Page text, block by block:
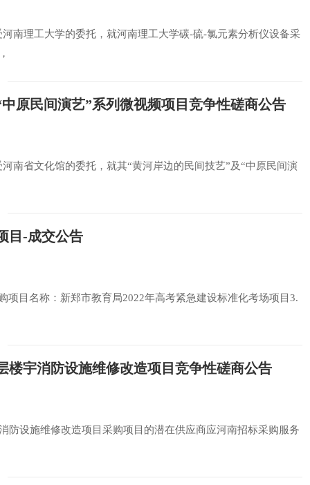
南理工大学的委托，就河南理工大学碳-硫-氯元素分析仪设备采
原民间演艺”系列微视频项目竞争性磋商公告
南省文化馆的委托，就其“黄河岸边的民间技艺”及“中原民间演
目-成交公告
目名称：新郑市教育局2022年高考紧急建设标准化考场项目3.
宇消防设施维修改造项目竞争性磋商公告
设施维修改造项目采购项目的潜在供应商应河南招标采购服务